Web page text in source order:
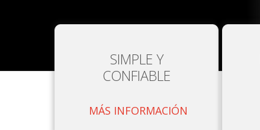
SIMPLE Y
CONFIABLE
MÁS INFORMACIÓN